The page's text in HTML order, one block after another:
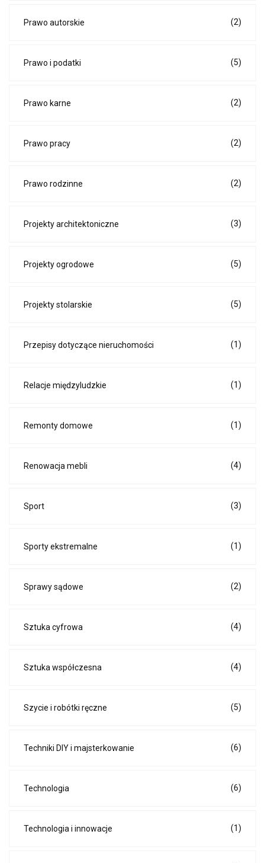
Prawo autorskie (2)
Prawo i podatki (5)
Prawo karne (2)
Prawo pracy (2)
Prawo rodzinne (2)
Projekty architektoniczne (3)
Projekty ogrodowe (5)
Projekty stolarskie (5)
Przepisy dotyczące nieruchomości (1)
Relacje międzyludzkie (1)
Remonty domowe (1)
Renowacja mebli (4)
Sport (3)
Sporty ekstremalne (1)
Sprawy sądowe (2)
Sztuka cyfrowa (4)
Sztuka współczesna (4)
Szycie i robótki ręczne (5)
Techniki DIY i majsterkowanie (6)
Technologia (6)
Technologia i innowacje (1)